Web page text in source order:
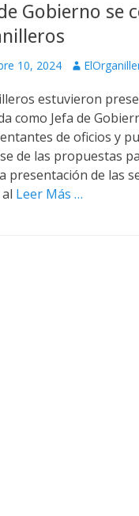
Gobierno se
10, 2024 Autor
estuvieron
como Jefa de
de oficios y
de las propuestas
presentación de las
Leer Más …